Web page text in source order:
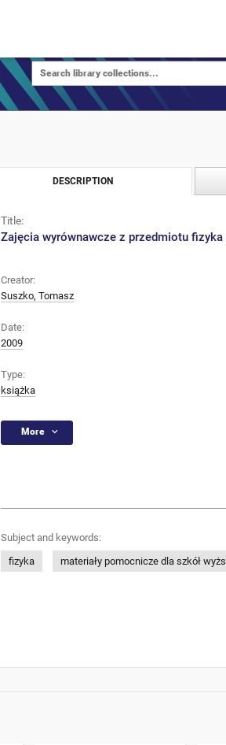
DESCRIPTION
Title:
Zajęcia wyrównawcze z przedmiotu
Creator:
Suszko, Tomasz
Date:
2009
Type:
książka
More
Subject and keywords:
fizyka
materiały pomocnicze dla szkół